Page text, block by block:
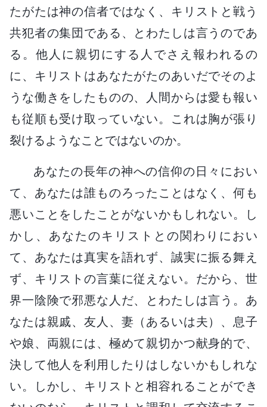
たがたは神の信者ではなく、キリストと戦う
共犯者の集団である、とわたしは言うのであ
る。他人に親切にする人でさえ報われるの
に、キリストはあなたがたのあいだでそのよ
うな働きをしたものの、人間からは愛も報い
も従順も受け取っていない。これは胸が張り
裂けるようなことではないのか。
あなたの長年の神への信仰の日々におい
て、あなたは誰ものろったことはなく、何も
悪いことをしたことがないかもしれない。し
かし、あなたのキリストとの関わりにおい
て、あなたは真実を語れず、誠実に振る舞え
ず、キリストの言葉に従えない。だから、世
界一陰険で邪悪な人だ、とわたしは言う。あ
なたは親戚、友人、妻（あるいは夫）、息子
や娘、両親には、極めて親切かつ献身的で、
決して他人を利用したりはしないかもしれな
い。しかし、キリストと相容れることができ